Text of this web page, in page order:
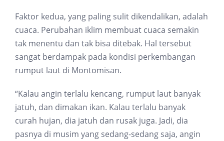
Faktor kedua, yang paling sulit dikendalikan, adalah
cuaca. Perubahan iklim membuat cuaca semakin
tak menentu dan tak bisa ditebak. Hal tersebut
sangat berdampak pada kondisi perkembangan
rumput laut di Montomisan.
“Kalau angin terlalu kencang, rumput laut banyak
jatuh, dan dimakan ikan. Kalau terlalu banyak
curah hujan, dia jatuh dan rusak juga. Jadi, dia
pasnya di musim yang sedang-sedang saja, angin